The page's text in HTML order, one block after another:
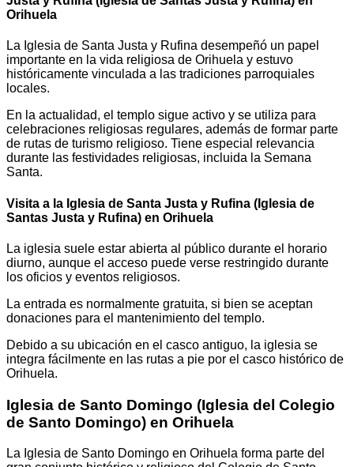
Orihuela
La Iglesia de Santa Justa y Rufina desempeñó un papel
importante en la vida religiosa de Orihuela y estuvo
históricamente vinculada a las tradiciones parroquiales
locales.
En la actualidad, el templo sigue activo y se utiliza para
celebraciones religiosas regulares, además de formar parte
de rutas de turismo religioso. Tiene especial relevancia
durante las festividades religiosas, incluida la Semana
Santa.
Visita a la Iglesia de Santa Justa y Rufina (Iglesia de
Santas Justa y Rufina) en Orihuela
La iglesia suele estar abierta al público durante el horario
diurno, aunque el acceso puede verse restringido durante
los oficios y eventos religiosos.
La entrada es normalmente gratuita, si bien se aceptan
donaciones para el mantenimiento del templo.
Debido a su ubicación en el casco antiguo, la iglesia se
integra fácilmente en las rutas a pie por el casco histórico de
Orihuela.
Iglesia de Santo Domingo (Iglesia del Colegio
de Santo Domingo) en Orihuela
La Iglesia de Santo Domingo en Orihuela forma parte del